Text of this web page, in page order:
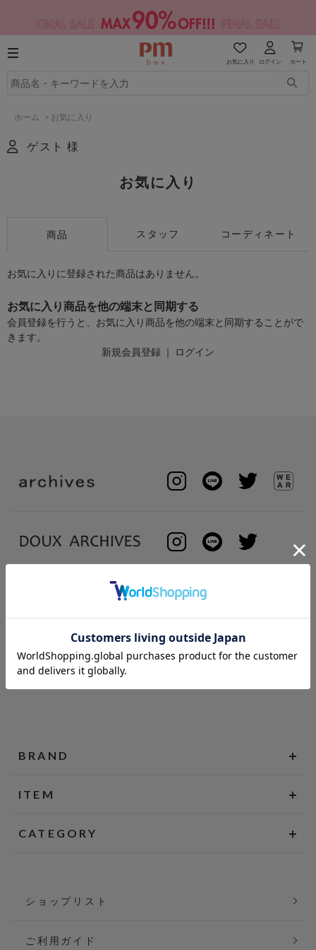
お気に入り ログイン カート
ホーム > お気に入り
ゲスト 様
お気に入り
商品 スタッフ コーディネート
お気に入りに登録された商品はありません。
お気に入り商品を他の端末と同期する
会員登録を行うと、お気に入り商品を他の端末と同期することがで
きます。
新規会員登録 ｜ ログイン
BRAND
ITEM
CATEGORY
ショップリスト
ご利用ガイド